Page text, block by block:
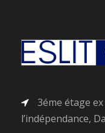
3éme étage
l’indépendance,